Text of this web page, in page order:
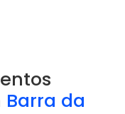
Barra da